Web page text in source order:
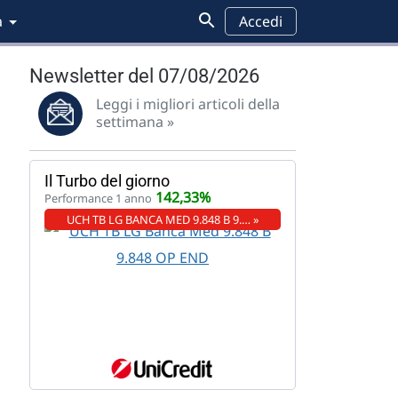
Accedi
Newsletter del 07/08/2026
Leggi i migliori articoli della
settimana »
Il Turbo del giorno
Performance 1 anno 142,33%
UCH TB LG BANCA MED 9.848 B 9.… »